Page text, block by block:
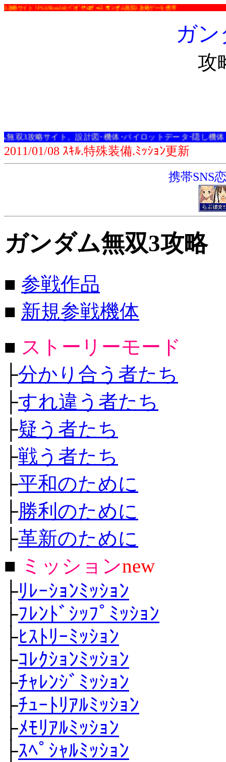
イト！PS3/Xbox360 ﾊﾞﾝﾀﾞｲﾅﾑｺｹﾞｰﾑｽ ガンダム無双3 攻略ゲーモ-携帯
ガ
攻
3攻略サイト。設計図･機体･パイロットデータ･隠し機体･裏
2011/01/08 ｽｷﾙ.特殊装備.ﾐｯｼｮﾝ更新
携帯SNS
ガンダム無双3攻略
■ 参戦作品
■ 新規参戦機体
■ ストーリーモード
├分かり合う者たち
├すれ違う者たち
├疑う者たち
├戦う者たち
├平和のために
├勝利のために
├革新のために
■ ミッションnew
├ﾘﾚｰｼｮﾝﾐｯｼｮﾝ
├ﾌﾚﾝﾄﾞｼｯﾌﾟﾐｯｼｮﾝ
├ﾋｽﾄﾘｰﾐｯｼｮﾝ
├ｺﾚｸｼｮﾝﾐｯｼｮﾝ
├ﾁｬﾚﾝｼﾞﾐｯｼｮﾝ
├ﾁｭｰﾄﾘｱﾙﾐｯｼｮﾝ
├ﾒﾓﾘｱﾙﾐｯｼｮﾝ
├ｽﾍﾟｼｬﾙﾐｯｼｮﾝ